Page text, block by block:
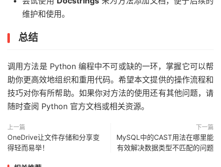
维护和使用。
总结
调用方法是 Python 编程中不可或缺的一环，掌握它可以帮
助你更高效地组织和重用代码。希望本文提供的操作流程和
技巧对你有所帮助。如果你对方法的使用还有其他问题，请
随时查阅 Python 官方文档或相关资源。
上一篇
OneDrive让文件存储和分享变
得轻而易举！
下一篇
MySQL中的CAST用法在哪里能
有效解决数据类型不匹配的问题